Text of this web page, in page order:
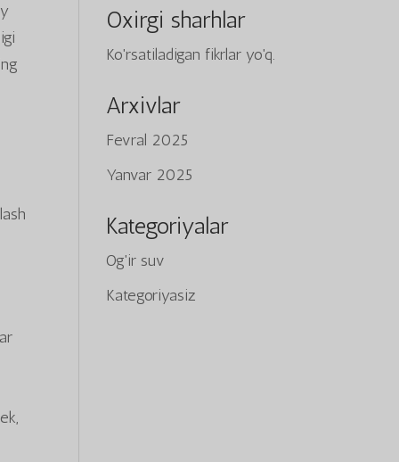
Oxirgi sharhlar
Ko'rsatiladigan fikrlar yo'q.
Arxivlar
Fevral 2025
Yanvar 2025
Kategoriyalar
Og'ir suv
Kategoriyasiz